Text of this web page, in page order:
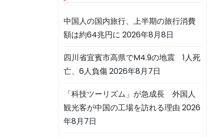
中国人の国内旅行、上半期の旅行消費
額は約64兆円に 2026年8月8日
四川省宜賓市高県でM4.9の地震 1人死
亡、6人負傷2026年8月7日
「科技ツーリズム」が急成長 外国人
観光客が中国の工場を訪れる理由 2026
年8月7日